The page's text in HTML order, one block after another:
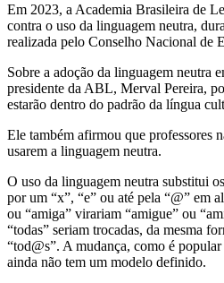
Em 2023, a Academia Brasileira de
contra o uso da linguagem neutra,
realizada pelo Conselho Nacional de
Sobre a adoção da linguagem neutra
presidente da ABL, Merval Pereira,
estarão dentro do padrão da língua
Ele também afirmou que professores
usarem a linguagem neutra.
O uso da linguagem neutra substitui
por um “x”, “e” ou até pela “@” em
ou “amiga” virariam “amigue” ou
“todas” seriam trocadas, da mesma
“tod@s”. A mudança, como é
ainda não tem um modelo definido.